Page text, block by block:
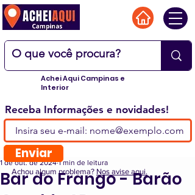
Achei Aqui Campinas e
Interior
Bar do Frango - Barão
1 de out. de 2024 1 min de leitura
Receba Informações e novidades!
Enviar
Achou algum problema? Nos avise aqui.